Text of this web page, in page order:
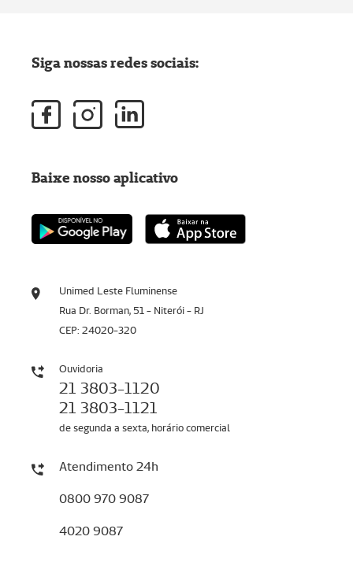
Unimed Leste Fluminense
Rua Dr. Borman, 51 - Niterói - RJ
CEP: 24020-320
Ouvidoria
21 3803-1120
21 3803-1121
de segunda a sexta, horário comercial
Atendimento 24h
0800 970 9087
4020 9087
Siga nossas redes sociais:
Baixe nosso aplicativo